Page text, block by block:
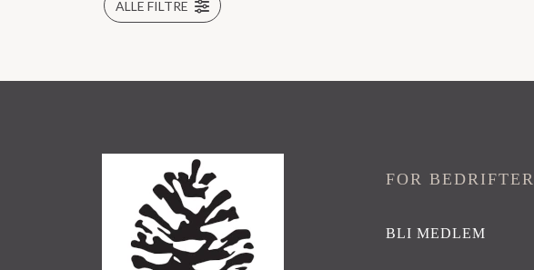
ALLE FILTRE
FOR BEDRIFTER
BLI MEDLEM